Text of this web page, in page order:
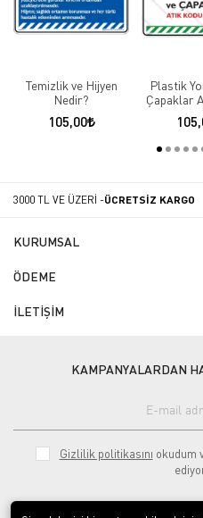
Temizlik ve Hijyen
Nedir?
105,00
Plastik
Çapaklar
12
3000 TL VE ÜZERİ -ÜCRETSİZ KARGO
KURUMSAL
ÖDEME
İLETİŞİM
KAMPANYALARDAN
Gizlilik politikasını okudum